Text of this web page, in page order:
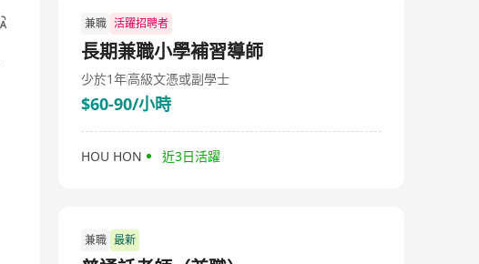
兼職 活躍招聘者
長期兼職小學補習導師
少於1年高級文憑或副學士
$60-90/小時
HOU HON 近3日活躍
兼職 最新